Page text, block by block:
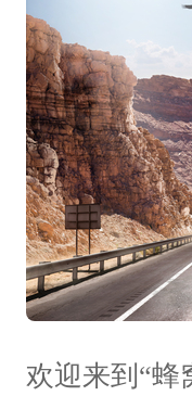
美
美
美
欢迎来到“蜂